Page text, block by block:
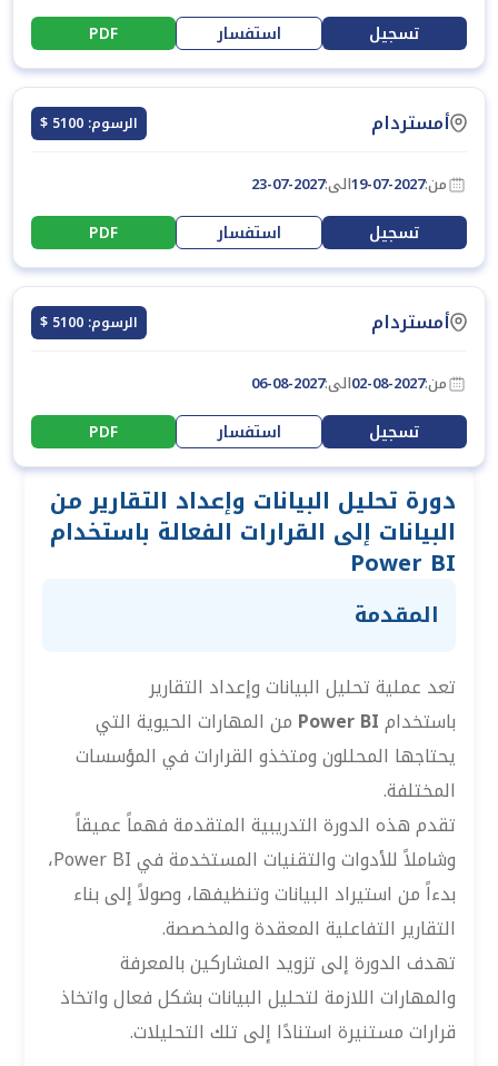
تسجيل استفسار PDF
أمستردام الرسوم: 5100 $
من:19-07-2027الى:23-07-2027
تسجيل استفسار PDF
أمستردام الرسوم: 5100 $
من:02-08-2027الى:06-08-2027
تسجيل استفسار PDF
دورة تحليل البيانات وإعداد التقارير من
البيانات إلى القرارات الفعالة باستخدام
Power BI
المقدمة
تعد عملية تحليل البيانات وإعداد التقارير
باستخدامPower BI من المهارات الحيوية التي
يحتاجها المحللون ومتخذو القرارات في المؤسسات
المختلفة.
تقدم هذه الدورة التدريبية المتقدمة فهماً عميقاً
وشاملاً للأدوات والتقنيات المستخدمة في Power BI،
بدءاً من استيراد البيانات وتنظيفها، وصولاً إلى بناء
التقارير التفاعلية المعقدة والمخصصة.
تهدف الدورة إلى تزويد المشاركين بالمعرفة
والمهارات اللازمة لتحليل البيانات بشكل فعال واتخاذ
قرارات مستنيرة استنادًا إلى تلك التحليلات.